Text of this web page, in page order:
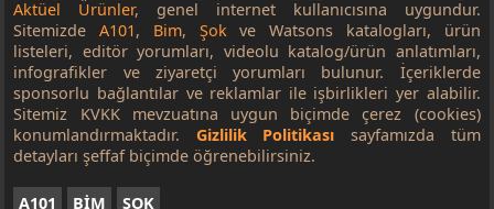
Aktüel Ürünler, genel internet kullanıcısına uygundur.
SitemizdeA101, Bim, Şokve Watsons katalogları, ürün
listeleri, editör yorumları, videolu katalog/ürün anlatımları,
infografikler ve ziyaretçi yorumları bulunur. İçeriklerde
sponsorlu bağlantılar ve reklamlar ile işbirlikleri yer alabilir.
Sitemiz KVKK mevzuatına uygun biçimde çerez (cookies)
konumlandırmaktadır. Gizlilik Politikası sayfamızda tüm
detayları şeffaf biçimde öğrenebilirsiniz.
A101 BİM ŞOK